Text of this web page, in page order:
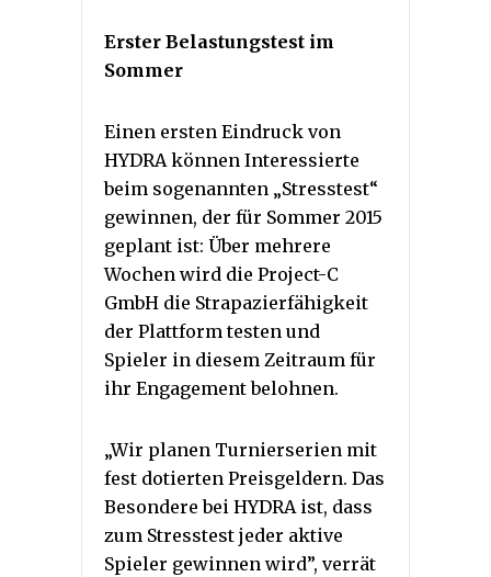
Erster Belastungstest im
Sommer
Einen ersten Eindruck von
HYDRA können Interessierte
beim sogenannten „Stresstest“
gewinnen, der für Sommer 2015
geplant ist: Über mehrere
Wochen wird die Project-C
GmbH die Strapazierfähigkeit
der Plattform testen und
Spieler in diesem Zeitraum für
ihr Engagement belohnen.
„Wir planen Turnierserien mit
fest dotierten Preisgeldern. Das
Besondere bei HYDRA ist, dass
zum Stresstest jeder aktive
Spieler gewinnen wird”, verrät